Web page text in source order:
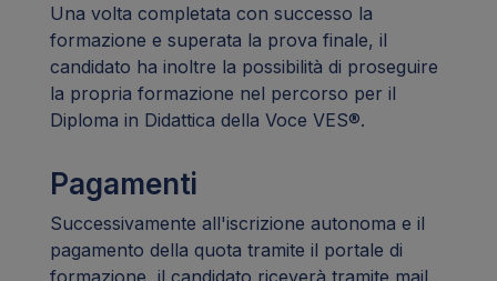
Una volta completata con successo la
formazione e superata la prova finale, il
candidato ha inoltre la possibilità di proseguire
la propria formazione nel percorso per il
Diploma in Didattica della Voce VES®.
Pagamenti
Successivamente all'iscrizione autonoma e il
pagamento della quota tramite il portale di
formazione, il candidato riceverà tramite mail